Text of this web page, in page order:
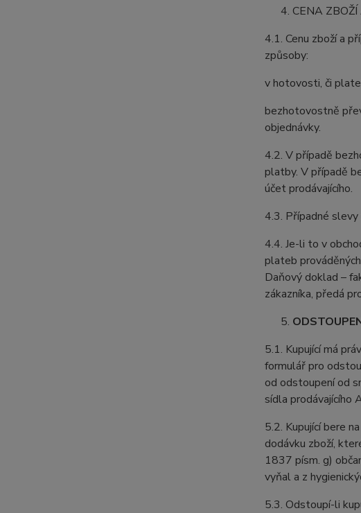
CENA
4.1. Cenu zboží a
způsoby:
v hotovosti, či
bezhotovostně
objednávky.
4.2. V případě
platby. V případě
účet prodávajícího.
4.3. Případné
4.4. Je-li to v
plateb
Daňový doklad –
zákazníka, předá
5.1. Kupující má
formulář pro
od odstoupení od
sídla prodávajícího
5.2. Kupující bere
dodávku zboží,
1837 písm. g)
vyňal a z
5.3. Odstoupí-li